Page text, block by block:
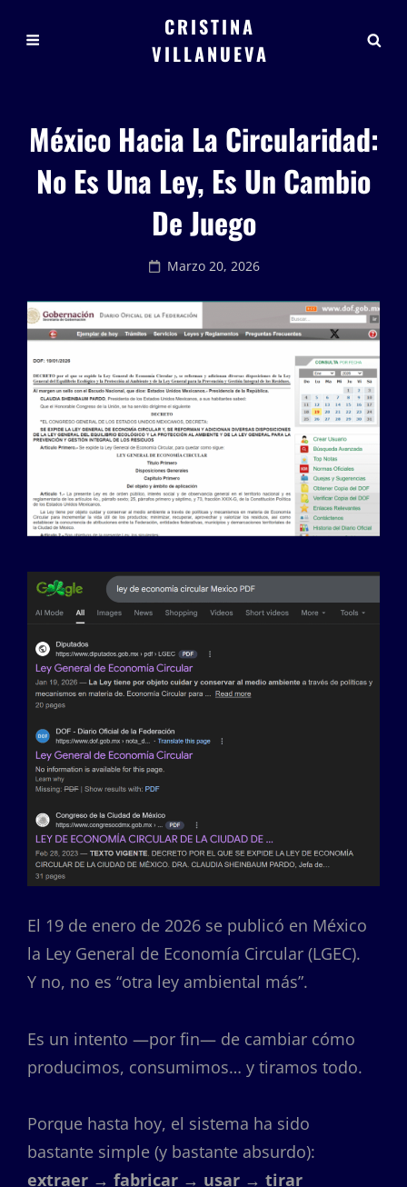
CRISTINA
VILLANUEVA
México Hacia La Circularidad:
No Es Una Ley, Es Un Cambio
De Juego
Posted
Marzo 20, 2026
El 19 de enero de 2026 se publicó en México
la Ley General de Economía Circular (LGEC).
Y no, no es “otra ley ambiental más”.
Es un intento —por fin— de cambiar cómo
producimos, consumimos… y tiramos todo.
Porque hasta hoy, el sistema ha sido
bastante simple (y bastante absurdo):
extraer → fabricar → usar → tirar